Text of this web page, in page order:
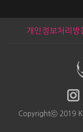
개인정보처리방
Copyrightⓒ 2019